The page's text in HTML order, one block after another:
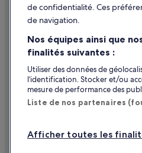
Voitures de locations de
Voitures de locations de
Voitures de locations de
Voitures de locations de
Parmi
©
de confidentialité. Ces
de navigation.
Nos équipes ainsi que
finalités suivantes :
Utiliser des données de
l’identification. Stocker et/ou
mesure de performance des
Liste de nos partenaires
Afficher toutes les